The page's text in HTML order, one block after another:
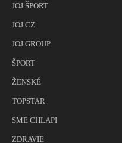
JOJ ŠPORT
JOJ CZ
JOJ GROUP
ŠPORT
ŽENSKÉ
TOPSTAR
SME CHLAPI
ZDRAVIE